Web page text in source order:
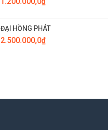
ĐẠI HỒNG PHÁT
2.500.000,0₫